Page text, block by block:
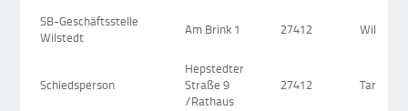
SB-Geschäftsstelle
Wilstedt
Am Brink 1 27412 Wilstedt
Schiedsperson
Hepstedter
Straße 9
/Rathaus
27412